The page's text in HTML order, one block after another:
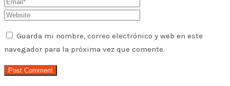
Guarda mi nombre, correo electrónico y web en este
navegador para la próxima vez que comente.